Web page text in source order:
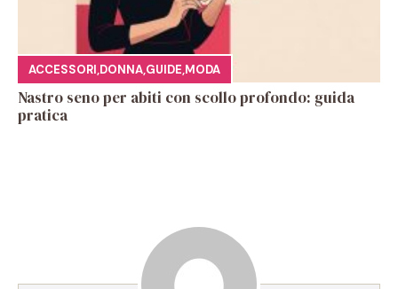
ACCESSORI,DONNA,GUIDE,MODA
Nastro seno per abiti con scollo profondo: guida
pratica